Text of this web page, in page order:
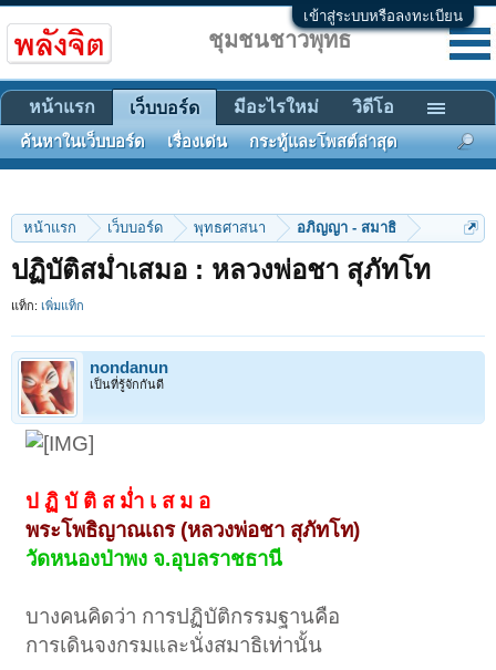
เข้าสู่ระบบหรือลงทะเบียน
หน้าแรก เว็บบอร์ด พุทธศาสนา อภิญญา - สมาธิ
ปฏิบัติสม่ำเสมอ : หลวงพ่อชา สุภัทโท
แท็ก: เพิ่มแท็ก
nondanun
เป็นที่รู้จักกันดี
ป ฏิ บั ติ ส ม่ำ เ ส ม อ
พระโพธิญาณเถร (หลวงพ่อชา สุภัทโท)
วัดหนองป่าพง จ.อุบลราชธานี
บางคนคิดว่า การปฏิบัติกรรมฐานคือ
การเดินจงกรมและนั่งสมาธิเท่านั้น
ชุมชนชาวพุทธ
หน้าแรก เว็บบอร์ด
ค้นหาในเว็บบอร์ด เรื่องเด่น กระทู้และโพสต์ล่าสุด
มีอะไรใหม่ วิดีโอ